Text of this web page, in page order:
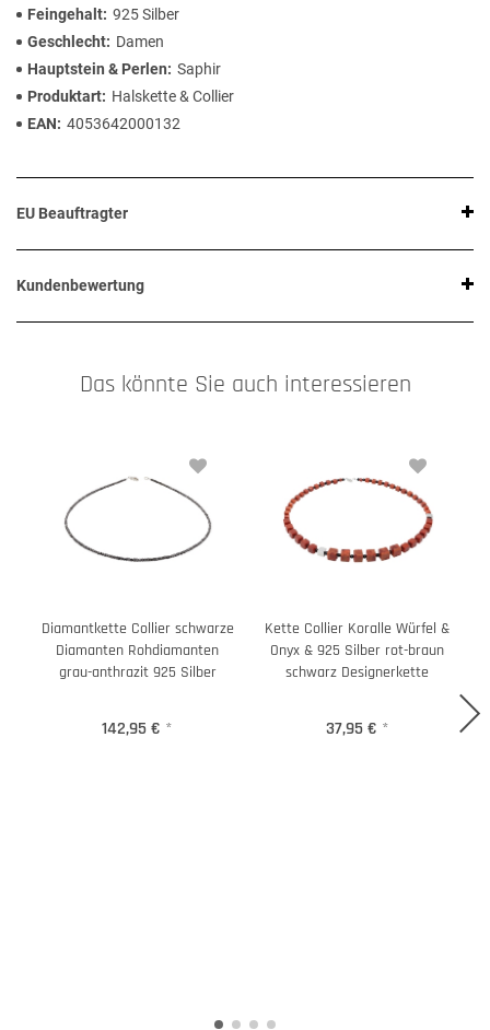
Feingehalt 925 Silber
Geschlecht
Damen
Hauptstein & Perlen
Saphir
Produktart
Halskette & Collier
EAN
4053642000132
EU Beauftragter
Kundenbewertung
Das könnte Sie auch interessieren
Diamantkette Collier schwarze
Diamanten Rohdiamanten
grau-anthrazit 925 Silber
142,95 € *
Kette Collier Koralle Würfel &
Onyx & 925 Silber rot-braun
schwarz Designerkette
37,95 € *